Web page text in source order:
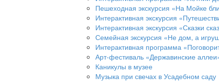
Пешеходная экскурсия «На Мойке
Интерактивная экскурсия
Интерактивная экскурсия «Сказки
Семейная экскурсия «Не дом, а
Интерактивная программа
Арт-фестиваль «Державинские
Каникулы в музее
Музыка при свечах в Усадебном саду